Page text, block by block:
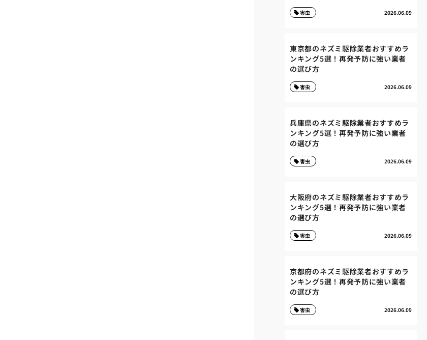
2026.06.09
害虫
東京都のネズミ駆除業者おすすめラ
ンキング5選！再発予防に強い業者
の選び方
2026.06.09
害虫
兵庫県のネズミ駆除業者おすすめラ
ンキング5選！再発予防に強い業者
の選び方
2026.06.09
害虫
大阪府のネズミ駆除業者おすすめラ
ンキング5選！再発予防に強い業者
の選び方
2026.06.09
害虫
京都府のネズミ駆除業者おすすめラ
ンキング5選！再発予防に強い業者
の選び方
2026.06.09
害虫